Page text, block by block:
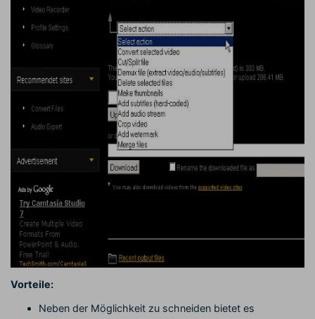
Vorteile:
Neben der Möglichkeit zu schneiden bietet es